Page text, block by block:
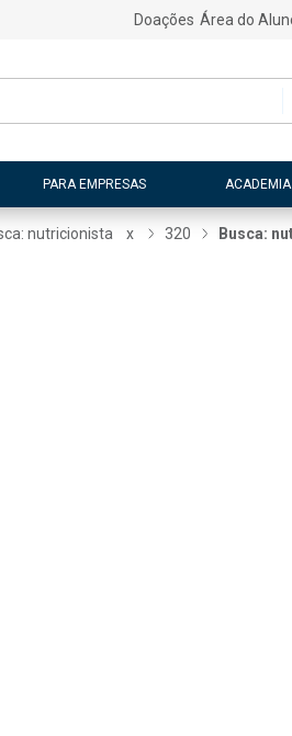
Doações Área do
PARA EMPRESAS ACADEMIA
nutricionista x 320 Busca: